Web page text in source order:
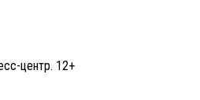
центр. 12+